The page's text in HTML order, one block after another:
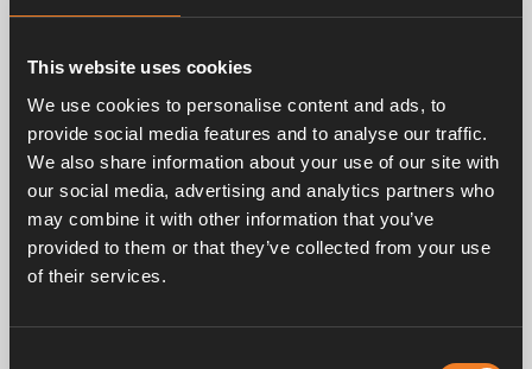
This website uses cookies
We use cookies to personalise content and ads, to
provide social media features and to analyse our traffic.
We also share information about your use of our site with
our social media, advertising and analytics partners who
may combine it with other information that you’ve
provided to them or that they’ve collected from your use
of their services.
Artikelnummer:2737186
Överhettningsskydd 110 °C.
återställningsknappen på ovansidan samt 2772.
Frågor & svar